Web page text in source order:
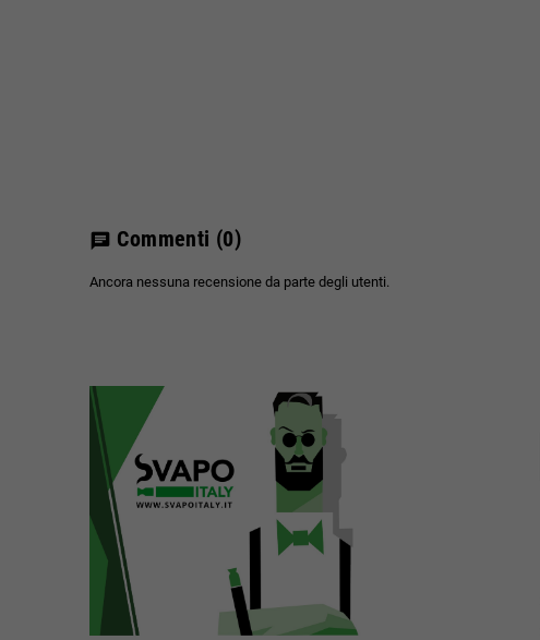
chat Commenti (0)
Ancora nessuna recensione da parte degli utenti.